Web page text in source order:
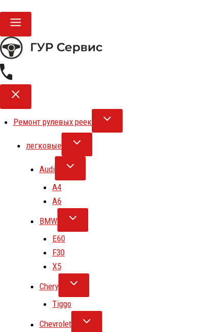
Ремонт рулевых реек
легковые
Audi
A4
A6
BMW
E60
F30
X5
Chery
Tiggo
Chevrolet